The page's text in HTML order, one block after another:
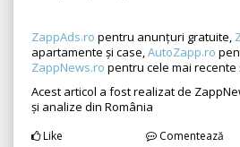
ZappAds.ro pentru anunțuri gratuite,
apartamente și case,AutoZapp.ro
ZappNews.ro pentru cele mai recente
Acest articol a fost realizat de
și analize din România
Like Comentează